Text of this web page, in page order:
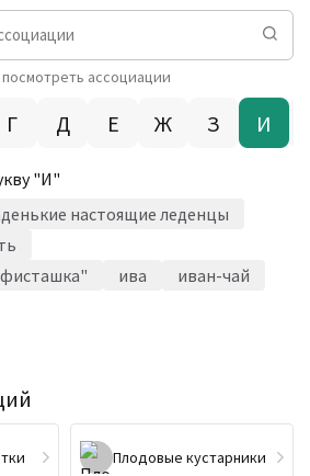
ассоциации
Г Д Е Ж З И
"И"
настоящие леденцы
ива
иван-чай
Плодовые кустарники